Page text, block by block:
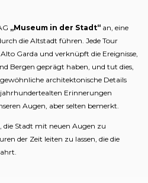
„Museum in der Stadt“ an, eine
die Altstadt führen. Jede Tour
Garda und verknüpft die Ereignisse,
Bergen geprägt haben, und tut dies,
architektonische Details
Erinnerungen
Augen, aber selten bemerkt.
die Stadt mit neuen Augen zu
der Zeit leiten zu lassen, die die